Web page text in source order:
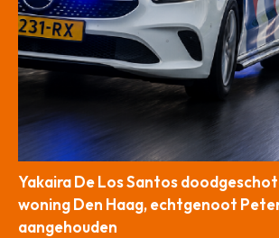
Yakaira De Los Santos
woning Den Haag, echtgenoot
aangehouden